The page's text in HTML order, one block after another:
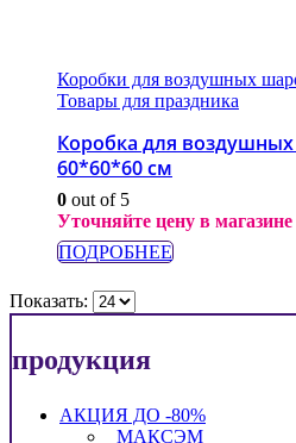
Коробки для воздушных
Товары для праздника
Коробка для
60*60*60 см
0 out of 5
Уточняйте цену в
ПОДРОБНЕЕ
Показать:
продукция
АКЦИЯ ДО -80%
_МАКСЭМ